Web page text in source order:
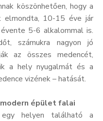
köszönhetően, hogy a
elmondta, 10-15 éve jár
5-6 alkalommal is.
számukra nagyon jó
az összes medencét,
a hely nyugalmát és a
vizének – hatását.
épület falai
helyen található a